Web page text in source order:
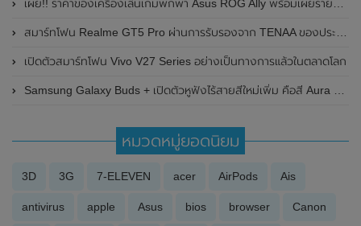
เผย!! ราคาของเครื่องเล่นเกมพกพา Asus ROG Ally พร้อมเผยรายละเอียดสเปกก่อนเปิดตัวอย่างเป็นทางการในวันที่ 11 พฤษภาคม 2023 นี้
สมาร์ทโฟน Realme GT5 Pro ผ่านการรับรองจาก TENAA ของประเทศจีนแล้ว พร้อมเผยภาพและรายละเอียดสเปกที่สำคัญบางส่วน
เปิดตัวสมาร์ทโฟน Vivo V27 Series อย่างเป็นทางการแล้วในตลาดโลก
Samsung Galaxy Buds + เปิดตัวหูฟังไร้สายสีใหม่เพิ่ม คือสี Aura Blue
หมวดหมู่ยอดนิยม
3D 3G 7-ELEVEN acer AirPods Ais
antivirus apple Asus bios browser Canon